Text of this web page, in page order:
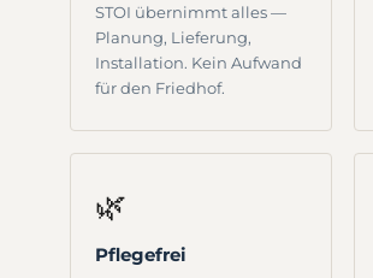
STOI übernimmt alles —
Planung, Lieferung,
Installation. Kein Aufwand
für den Friedhof.
🌿
Pflegefrei